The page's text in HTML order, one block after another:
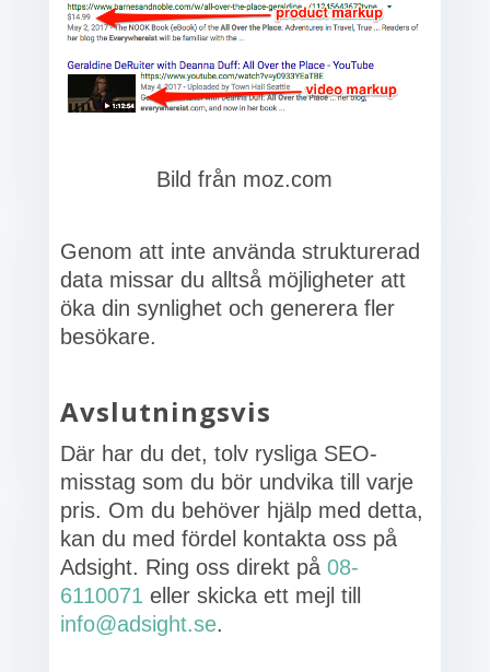
Bild från moz.com
Genom att inte använda strukturerad
data missar du alltså möjligheter att
öka din synlighet och generera fler
besökare.
Avslutningsvis
Där har du det, tolv rysliga SEO-
misstag som du bör undvika till varje
pris. Om du behöver hjälp med detta,
kan du med fördel kontakta oss på
Adsight. Ring oss direkt på 08-
6110071 eller skicka ett mejl till
info@adsight.se.